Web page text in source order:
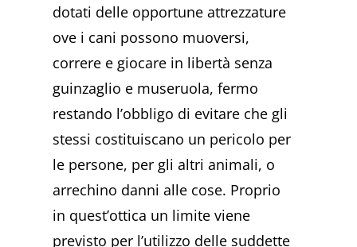
dotati delle opportune attrezzature
ove i cani possono muoversi,
correre e giocare in libertà senza
guinzaglio e museruola, fermo
restando l’obbligo di evitare che gli
stessi costituiscano un pericolo per
le persone, per gli altri animali, o
arrechino danni alle cose. Proprio
in quest’ottica un limite viene
previsto per l’utilizzo delle suddette